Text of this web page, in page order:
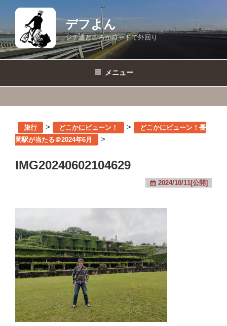
テ
ン
ツ
デフよん
ジテ通どころかロードで外回り
メニュー
旅行 > どこかにビューン！ >
どこかにビューン！長
岡駅が当たる＠2024年6月
>
IMG20240602104629
2024/10/11[公開]